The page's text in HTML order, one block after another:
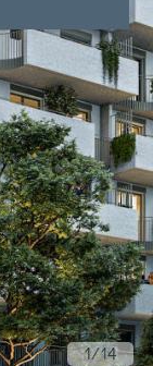
1/14